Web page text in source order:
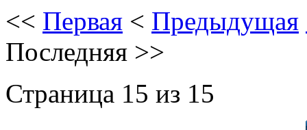
<< Первая < Предыдущая
Последняя >>
Страница 15 из 15